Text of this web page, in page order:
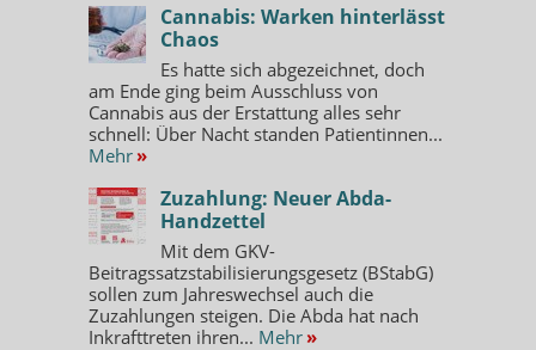
Cannabis: Warken hinterlässt
Chaos
Es hatte sich abgezeichnet, doch
am Ende ging beim Ausschluss von
Cannabis aus der Erstattung alles sehr
schnell: Über Nacht standen Patientinnen...
Mehr »
Zuzahlung: Neuer Abda-
Handzettel
Mit dem GKV-
Beitragssatzstabilisierungsgesetz (BStabG)
sollen zum Jahreswechsel auch die
Zuzahlungen steigen. Die Abda hat nach
Inkrafttreten ihren... Mehr »